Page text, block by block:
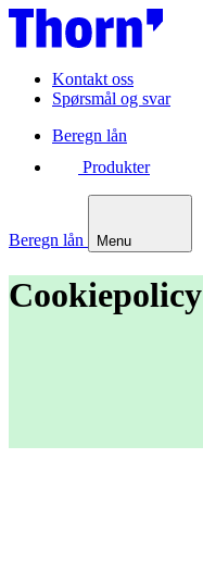
Kontakt oss
Spørsmål og svar
Beregn lån
Produkter
Beregn lån Menu
Cookiepolicy